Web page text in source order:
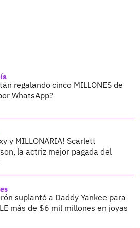
regalando cinco MILLONES de
WhatsApp?
y MILLONARIA! Scarlett
la actriz mejor pagada del
suplantó a Daddy Yankee para
más de $6 mil millones en joyas